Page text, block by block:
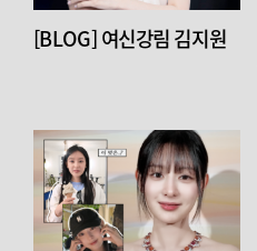
[BLOG] 여신강림 김지원